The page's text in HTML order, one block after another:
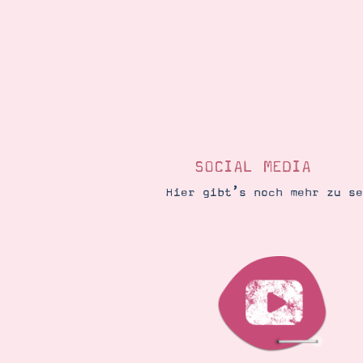
SOCIAL MEDIA
Hier gibt’s noch mehr zu